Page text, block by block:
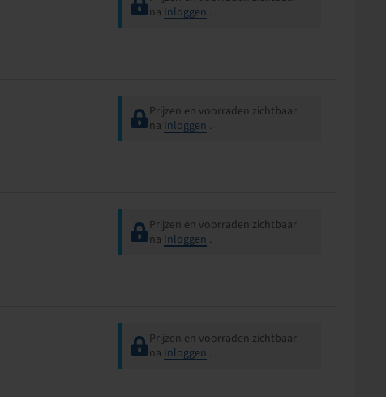
na Inloggen .
Prijzen en voorraden zichtbaar
na Inloggen .
Prijzen en voorraden zichtbaar
na Inloggen .
Prijzen en voorraden zichtbaar
na Inloggen .